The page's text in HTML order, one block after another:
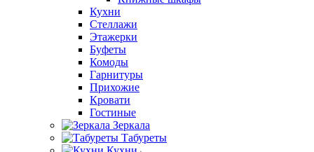
Кухни
Стеллажи
Этажерки
Буфеты
Комоды
Гарнитуры
Прихожие
Кровати
Гостиные
Зеркала
Табуреты